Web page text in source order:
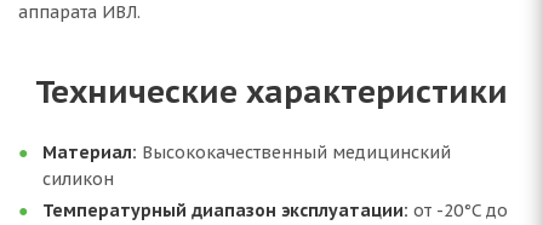
аппарата ИВЛ.
Технические характеристики
Материал: Высококачественный медицинский
силикон
Температурный диапазон эксплуатации: от -20°C до